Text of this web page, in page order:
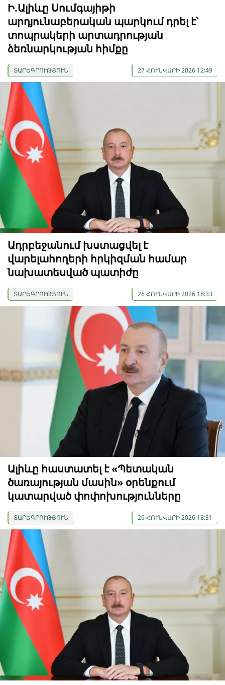
Ի.Ալիևը Սումգայիթի
արդյունաբերական պարկում դրել է՝
տոպրակերի արտադրության
ձեռնարկության հիմքը
ՏԱՐԵԳՐՈՒԹՅՈՒՆ 27 ՀՈՒՆՎԱՐԻ 2026 12:49
Ադրբեջանում խստացվել է
վարելահողերի հրկիզման համար
նախատեսված պատիժը
ՏԱՐԵԳՐՈՒԹՅՈՒՆ 26 ՀՈՒՆՎԱՐԻ 2026 18:33
Ալիևը հաստատել է «Պետական
ծառայության մասին» օրենքում
կատարված փոփոխությունները
ՏԱՐԵԳՐՈՒԹՅՈՒՆ 26 ՀՈՒՆՎԱՐԻ 2026 18:31